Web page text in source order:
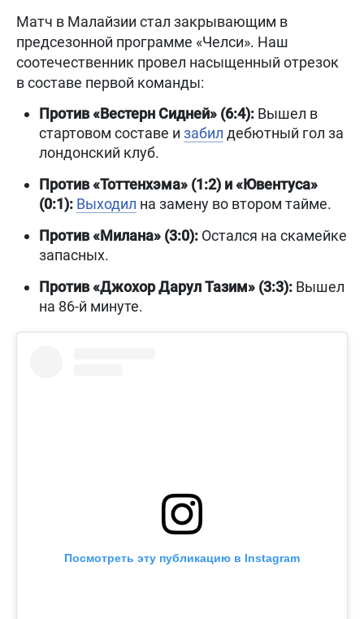
Матч в Малайзии стал закрывающим в
предсезонной программе «Челси». Наш
соотечественник провел насыщенный отрезок
в составе первой команды:
Против «Вестерн Сидней» (6:4): Вышел в
стартовом составе и забил дебютный гол за
лондонский клуб.
Против «Тоттенхэма» (1:2) и «Ювентуса»
(0:1): Выходил на замену во втором тайме.
Против «Милана» (3:0): Остался на скамейке
запасных.
Против «Джохор Дарул Тазим» (3:3): Вышел
на 86-й минуте.
Посмотреть эту публикацию в Instagram